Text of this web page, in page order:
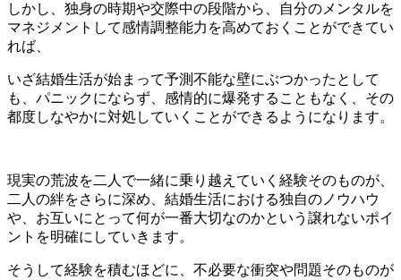
しかし、独身の時期や交際中の段階から、自分のメンタルを
マネジメントして感情調整能力を高めておくことができてい
れば、
いざ結婚生活が始まって予測不能な壁にぶつかったとして
も、パニックにならず、感情的に爆発することもなく、その
都度しなやかに対処していくことができるようになります。
現実の荒波を二人で一緒に乗り越えていく経験そのものが、
二人の絆をさらに深め、結婚生活における独自のノウハウ
や、お互いにとって何が一番大切なのかという譲れないポイ
ントを明確にしていきます。
そうして経験を積むほどに、不必要な衝突や問題そのものが